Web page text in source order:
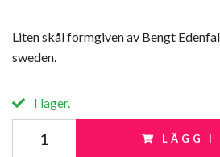
Liten skål formgiven av Bengt
sweden.
I lager.
LÄGG I